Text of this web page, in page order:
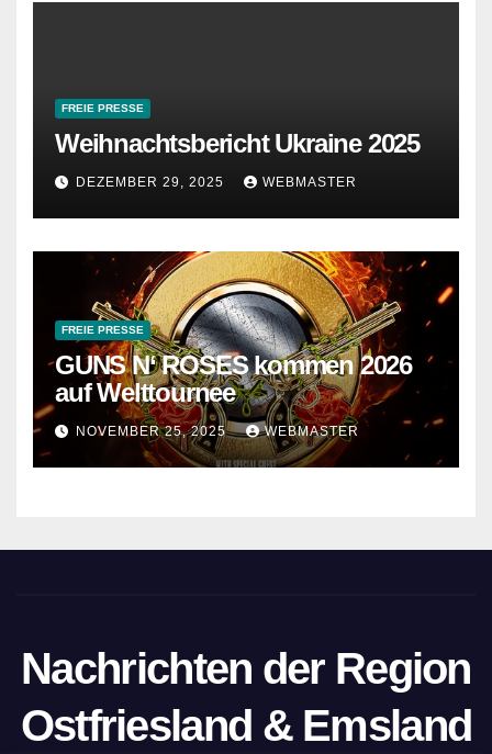
FREIE PRESSE
Weihnachtsbericht Ukraine 2025
DEZEMBER 29, 2025 WEBMASTER
FREIE PRESSE
GUNS N‘ ROSES kommen 2026
auf Welttournee
NOVEMBER 25, 2025 WEBMASTER
Nachrichten der Region
Ostfriesland & Emsland